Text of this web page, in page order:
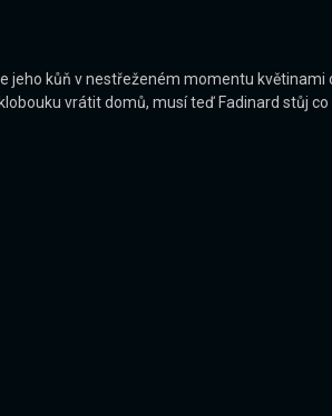
kůň v nestřeženém momentu
vrátit domů, musí teď Fadinard stůj co